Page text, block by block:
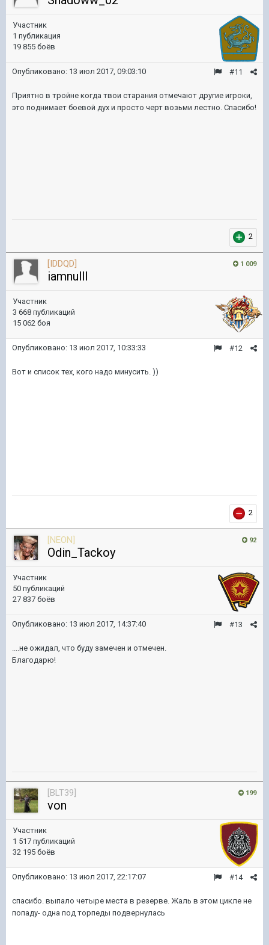
Участник
1 публикация
19 855 боёв
#11
Опубликовано: 13 июл 2017, 09:03:10
Приятно в тройне когда твои старания отмечают другие игроки,
это поднимает боевой дух и просто черт возьми лестно. Спасибо!
2
1 009
[IDDQD]
iamnulll
Участник
3 668 публикаций
15 062 боя
#12
Опубликовано: 13 июл 2017, 10:33:33
Вот и список тех, кого надо минусить. ))
2
92
[NEON]
Odin_Tackoy
Участник
50 публикаций
27 837 боёв
#13
Опубликовано: 13 июл 2017, 14:37:40
....не ожидал, что буду замечен и отмечен.
Благодарю!
199
[BLT39]
von
Участник
1 517 публикаций
32 195 боёв
#14
Опубликовано: 13 июл 2017, 22:17:07
спасибо. выпало четыре места в резерве. Жаль в этом цикле не
попаду- одна под торпеды подвернулась